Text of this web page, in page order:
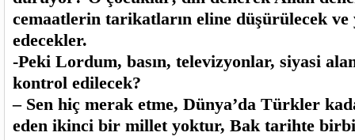
cemaatlerin tarikatların eline düşürülecek ve
edecekler.
-Peki Lordum, basın, televizyonlar, siyasi
kontrol edilecek?
– Sen hiç merak etme, Dünya’da Türkler
eden ikinci bir millet yoktur, Bak tarihte